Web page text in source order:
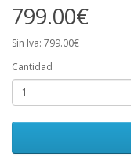
799.00€
Sin Iva: 799.00€
Cantidad